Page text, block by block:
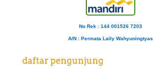
No Rek : 144 001526 7203
A/N : Permata Laily Wahyuningtyas
daftar pengunjung